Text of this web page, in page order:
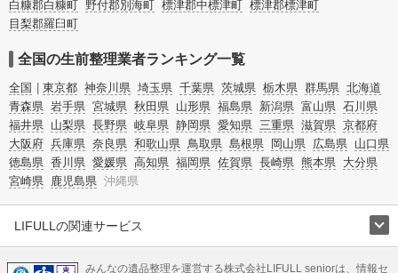
白糠郡白糠町 野付郡別海町 標津郡中標津町 標津郡標津町
目梨郡羅臼町
全国の生前整理業者ランキング一覧
全国 東京都 神奈川県 埼玉県 千葉県 茨城県 栃木県 群馬県 北海道
青森県 岩手県 宮城県 秋田県 山形県 福島県 新潟県 富山県 石川県
福井県 山梨県 長野県 岐阜県 静岡県 愛知県 三重県 滋賀県 京都府
大阪府 兵庫県 奈良県 和歌山県 鳥取県 島根県 岡山県 広島県 山口県
徳島県 香川県 愛媛県 高知県 福岡県 佐賀県 長崎県 熊本県 大分県
宮崎県 鹿児島県 沖縄県
LIFULLの関連サービス
みんなの遺品整理を運営する株式会社LIFULL seniorは、情報セ